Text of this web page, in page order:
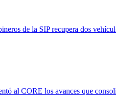
de la SIP recupera dos
al CORE los avances que